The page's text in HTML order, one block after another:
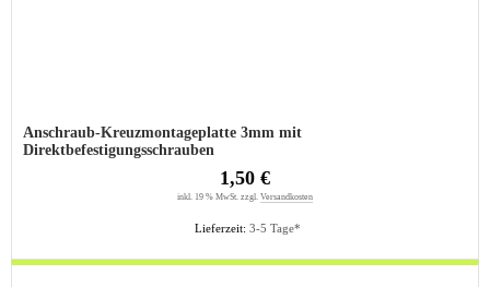
Anschraub-Kreuzmontageplatte 3mm mit
Direktbefestigungsschrauben
Lieferzeit: 3-5 Tage*
1,50 €
inkl. 19 % MwSt. zzgl. Versandkosten